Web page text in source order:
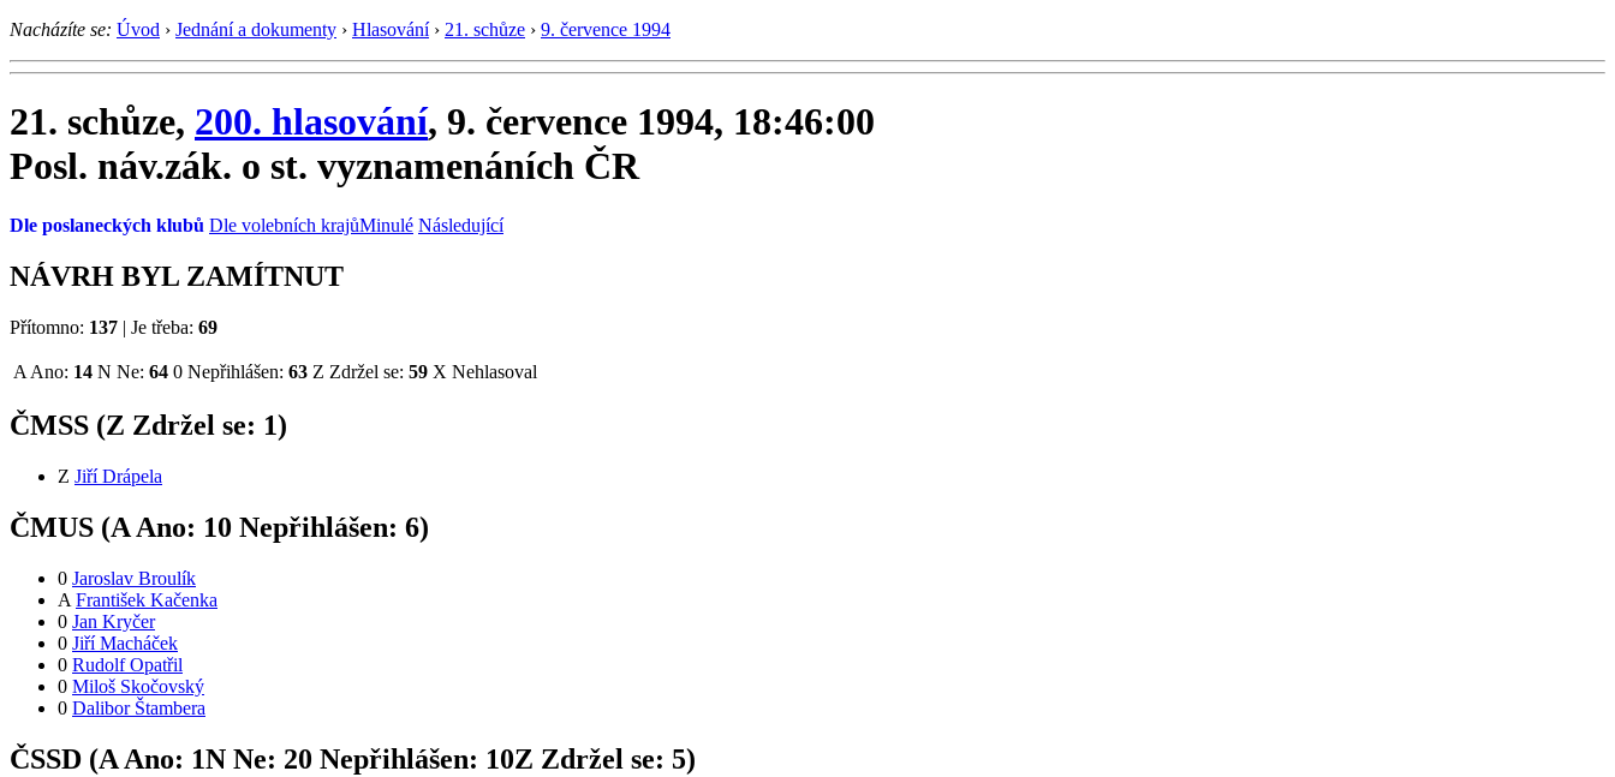
Nacházíte se: Úvod › Jednání a dokumenty › Hlasování › 21. schůze › 9. července 1994
21. schůze, 200. hlasování, 9. července 1994, 18:46:00
Posl. náv.zák. o st. vyznamenáních ČR
Dle poslaneckých klubů Dle volebních krajůMinulé Následující
NÁVRH BYL ZAMÍTNUT
Přítomno: 137 | Je třeba: 69
A Ano: 14 N Ne: 64 0 Nepřihlášen: 63 Z Zdržel se: 59 X Nehlasoval
ČMSS (Z Zdržel se: 1)
Z Jiří Drápela
ČMUS (AAno: 10 Nepřihlášen: 6)
0 Jaroslav Broulík
A František Kačenka
0 Jan Kryčer
0 Jiří Macháček
0 Rudolf Opatřil
0 Miloš Skočovský
0 Dalibor Štambera
ČSSD (A Ano: 1N Ne: 20 Nepřihlášen: 10Z Zdržel se: 5)